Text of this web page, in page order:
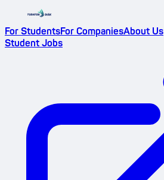
For StudentsFor CompaniesAbout Us
Student Jobs